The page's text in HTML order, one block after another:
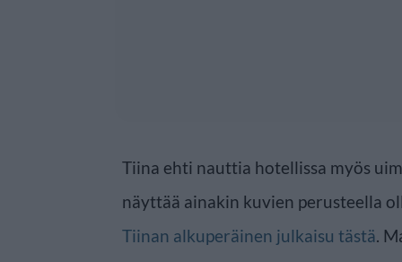
Tiina ehti nauttia hotellissa myös
näyttää ainakin kuvien perusteella
Tiinan alkuperäinen julkaisu tästä.